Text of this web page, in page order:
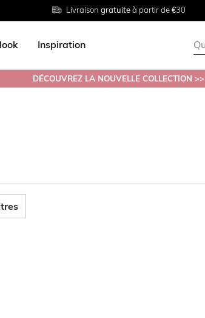
Livraison gratuiteà partir de €30
Tailles du38 au 54
Retourgratuit en magasin
Inspiration
DÉCOUVREZ LA NOUVELLE COLLECTION >>